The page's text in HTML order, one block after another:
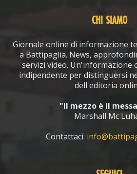
CHI SIAMO
Giornale online di informazione
a Battipaglia. News,
servizi video. Un'informazione
indipendente per distinguersi
dell'editoria
"Il mezzo è il
Marshall Mc
Contattaci: